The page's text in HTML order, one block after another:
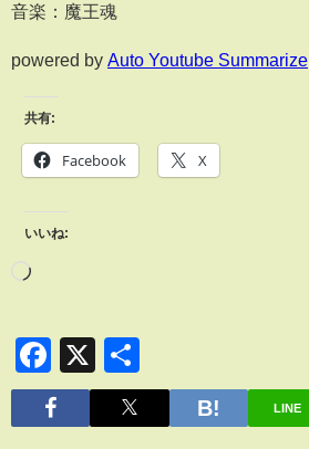
音楽：魔王魂
powered by Auto Youtube Summarize
共有:
Facebook X
いいね:
Facebook
X
有
LINE